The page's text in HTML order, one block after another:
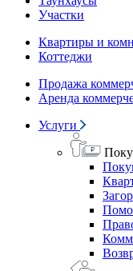
Участки
Квартиры и
Коттеджи
Продажа
Аренда
Услуги